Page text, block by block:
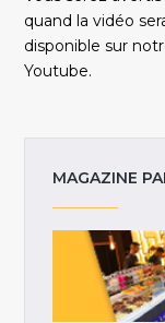
quand la vidéo
disponible sur
Youtube.
MAGAZINE